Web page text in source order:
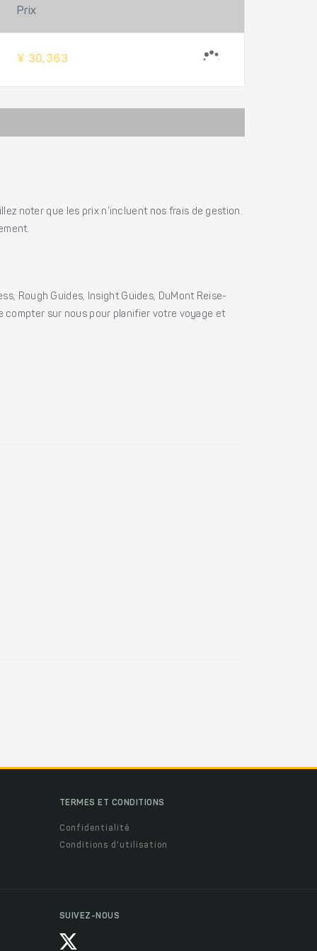
Prix
¥ 30,363
noter que les prix n’incluent nos frais de gestion.
Rough Guides, Insight Guides, DuMont Reise-
compter sur nous pour planifier votre voyage et
TERMES ET CONDITIONS
Confidentialité
Conditions d'utilisation
SUIVEZ-NOUS